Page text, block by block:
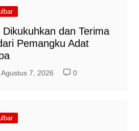
dan Terima
Pemangku Adat
Agustus 7, 2026 0